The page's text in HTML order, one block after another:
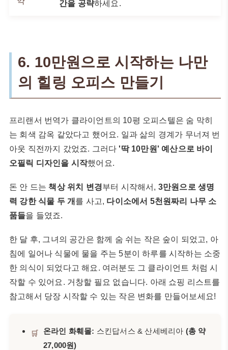
간을 공략하세요.
6. 10만원으로 시작하는 나만
의 힐링 오피스 만들기
프리랜서 번역가 클라이언트의 10평 오피스텔은 숨 막히
는 회색 감옥 같았다고 했어요. 일과 삶의 경계가 무너져 번
아웃 직전까지 갔었죠. 그러다'딱 10만원' 예산으로 바이
오필릭 디자인을 시작했어요.
돈 안 드는책상 위치 변경부터 시작해서, 3만원으로 생명
력 강한 식물 두 개 를 사고, 다이소에서 5천원짜리 나무 소
품들을 들였죠.
한 달 후, 그녀의 공간은 함께 숨 쉬는 작은 숲이 되었고, 아
침에 일어나 식물에 물을 주는 5분이 하루를 시작하는 소중
한 의식이 되었다고 해요. 여러분도 그 클라이언트 처럼 시
작할 수 있어요. 거창할 필요 없습니다. 아래 쇼핑 리스트를
참고해서 당장 시작할 수 있는 작은 변화를 만들어보세요!
🛒 온라인 화훼몰: 스킨답서스 & 산세베리아 (총 약
27,000원)